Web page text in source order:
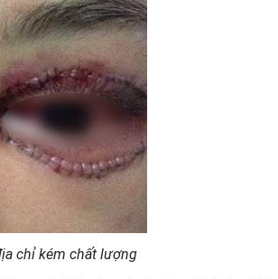
chỉ kém chất lượng